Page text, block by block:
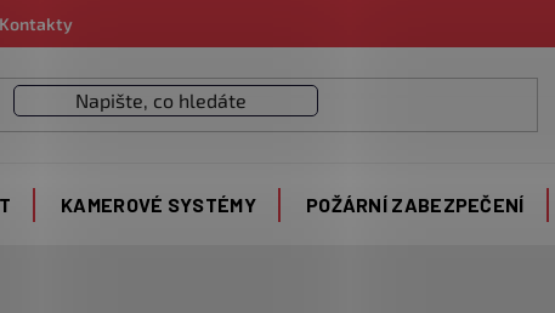
Kontakty
KAMEROVÉ SYSTÉMY POŽÁRNÍ ZABEZPEČENÍ